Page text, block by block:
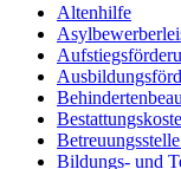
Altenhilfe
Bildungs- und